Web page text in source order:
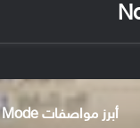
أبرز مواصفات Nokia E73 Mode